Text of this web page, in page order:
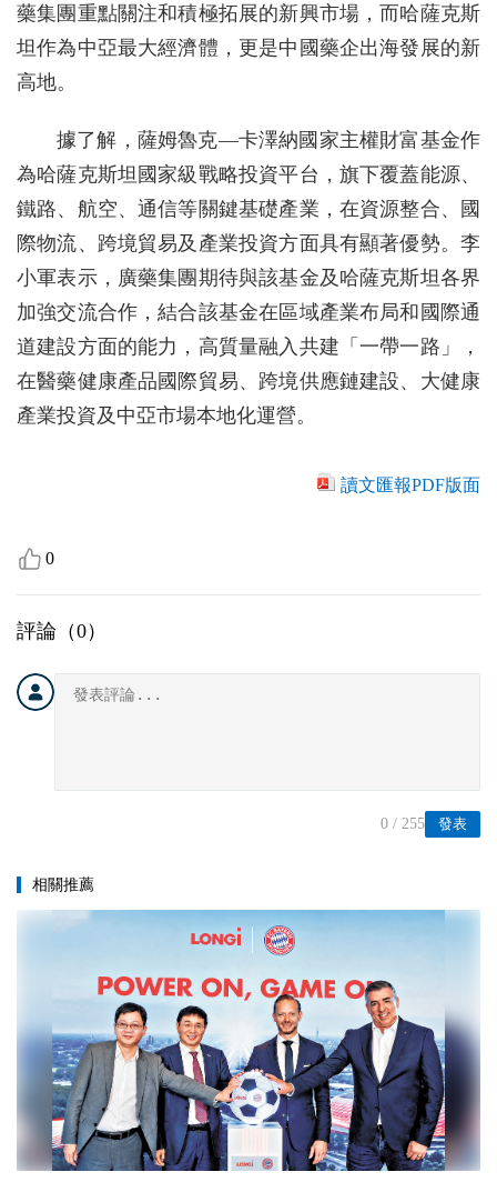
藥集團重點關注和積極拓展的新興市場，而哈薩克斯
坦作為中亞最大經濟體，更是中國藥企出海發展的新
高地。
據了解，薩姆魯克—卡澤納國家主權財富基金作
為哈薩克斯坦國家級戰略投資平台，旗下覆蓋能源、
鐵路、航空、通信等關鍵基礎產業，在資源整合、國
際物流、跨境貿易及產業投資方面具有顯著優勢。李
小軍表示，廣藥集團期待與該基金及哈薩克斯坦各界
加強交流合作，結合該基金在區域產業布局和國際通
道建設方面的能力，高質量融入共建「一帶一路」，
在醫藥健康產品國際貿易、跨境供應鏈建設、大健康
產業投資及中亞市場本地化運營。
讀文匯報PDF版面
0
評論（0）
發表
0 / 255
相關推薦